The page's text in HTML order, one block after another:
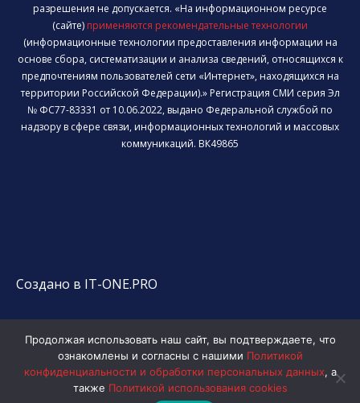
разрешения не допускается. «На информационном ресурсе
(сайте) применяются рекомендательные технологии
(информационные технологии предоставления информации на
основе сбора, систематизации и анализа сведений, относящихся к
предпочтениям пользователей сети «Интернет», находящихся на
территории Российской Федерации).» Регистрация СМИ серия Эл
№ ФС77-83331 от 10.06.2022, выдано Федеральной службой по
надзору в сфере связи, информационных технологий и массовых
коммуникаций. ВК49865
Создано в IT-ONE.PRO
Продолжая использовать наш сайт, вы подтверждаете, что
ознакомлены и согласны с нашими Политикой
конфиденциальности и обработки персональных данных, а
также Политикой использования cookies